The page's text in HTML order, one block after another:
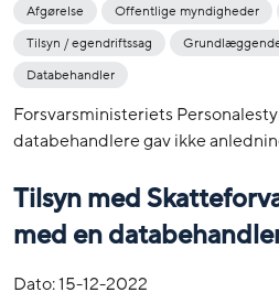
Afgørelse Offentlige myndigheder
Tilsyn / egendriftssag
Databehandler
Forsvarsministeriets
databehandlere gav ikke
Tilsyn med
med en
Dato:15-12-2022